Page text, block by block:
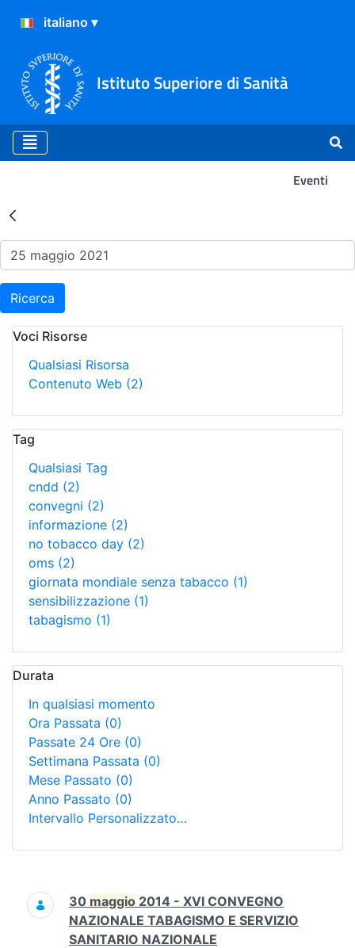
Istituto Superiore di Sanità
Eventi
Risultati della Ricerca -
Ricerca
Voci Risorse
Qualsiasi Risorsa
Contenuto Web (2)
Tag
Qualsiasi Tag
cndd (2)
convegni (2)
informazione (2)
no tobacco day (2)
oms (2)
giornata mondiale senza tabacco (1)
sensibilizzazione (1)
tabagismo (1)
Durata
In qualsiasi momento
Ora Passata (0)
Passate 24 Ore (0)
Settimana Passata (0)
Mese Passato (0)
Anno Passato (0)
Intervallo Personalizzato…
Ricerca
30 maggio 2014 - XVI CONVEGNO
NAZIONALE TABAGISMO E SERVIZIO
SANITARIO NAZIONALE